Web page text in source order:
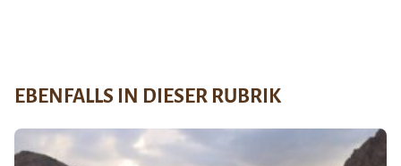
EBENFALLS IN DIESER RUBRIK